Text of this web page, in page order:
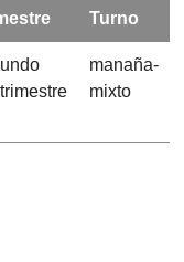
Turno
manaña-
mixto